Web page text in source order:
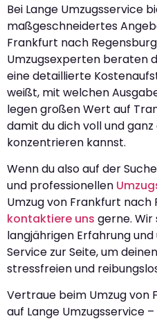
Bei Lange Umzugsservice
maßgeschneidertes
Frankfurt nach
Umzugsexperten beraten
eine detaillierte
weißt, mit welchen
legen großen Wert auf
damit du dich voll und
konzentrieren kannst.
Wenn du also auf der
und professionellen
Umzug von Frankfurt nach
kontaktiere uns gerne.
langjährigen Erfahrung
Service zur Seite, um
stressfreien und
Vertraue beim Umzug von
auf Lange Umzugsservice